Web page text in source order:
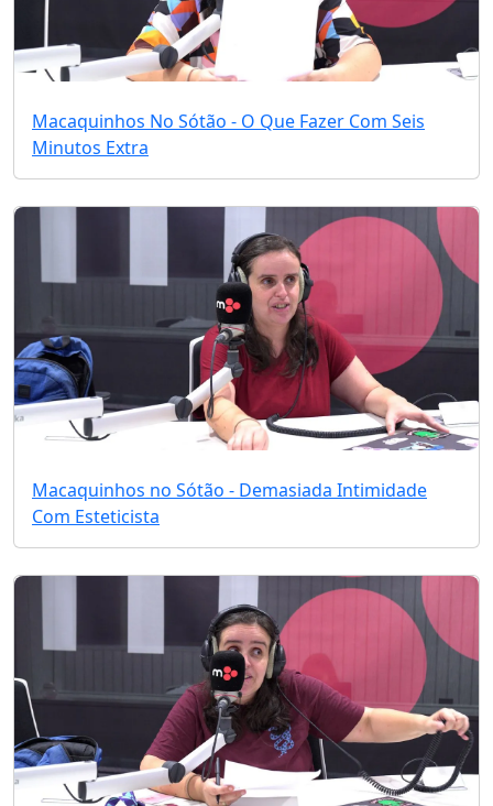
Macaquinhos No Sótão - O Que Fazer Com Seis
Minutos Extra
Macaquinhos no Sótão - Demasiada Intimidade
Com Esteticista